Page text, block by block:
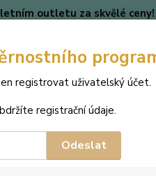
outletu za skvělé ceny!
Hledat
(Po-
kamenů a perly Swarovski -
registrovat uživatelský účet.
registrační údaje.
Odeslat